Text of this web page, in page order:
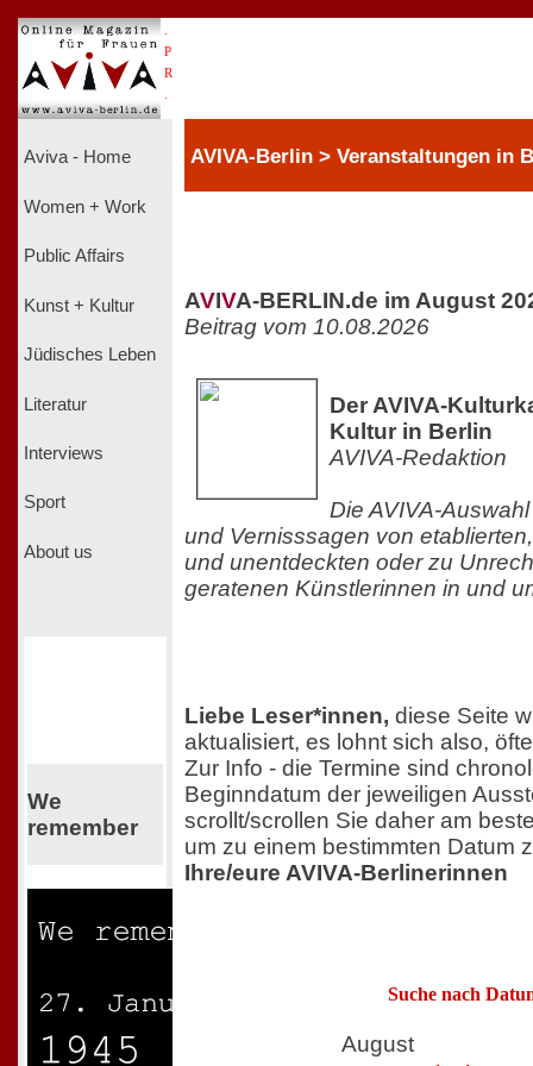
P
R
Aviva - Home
Women + Work
Public Affairs
Kunst + Kultur
Jüdisches Leben
Literatur
Interviews
Sport
About us
We
remember
AVIVA-Berlin > Veranstaltungen in
AVIVA-BERLIN.de im August
Beitrag vom 10.08.2026
Der AVIVA-
Kultur in Berlin
AVIVA-Redaktion
Die AVIVA-
und Vernisssagen von
und unentdeckten oder zu
geratenen Künstlerinnen in und
Liebe Leser*innen, diese Seite
aktualisiert, es lohnt sich also,
Zur Info - die Termine sind
Beginndatum der jeweiligen
scrollt/scrollen Sie daher am
um zu einem bestimmten Datum
Ihre/eure AVIVA-Berlinerinnen
Suche nach
August